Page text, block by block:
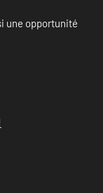
une opportunité